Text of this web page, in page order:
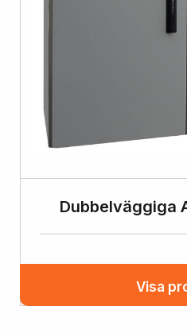
Dubbelväggiga
Visa